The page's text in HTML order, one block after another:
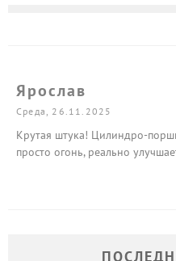
Ярослав
Среда, 26.11.2025
Крутая штука! Цилиндро-
просто огонь, реально